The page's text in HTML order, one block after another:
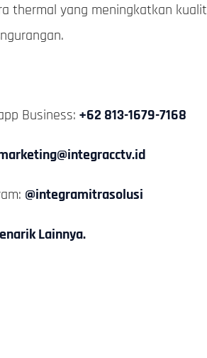
thermal yang meningkatkan
Business: +62 813-1679-7168
@integramitrasolusi
Lainnya.